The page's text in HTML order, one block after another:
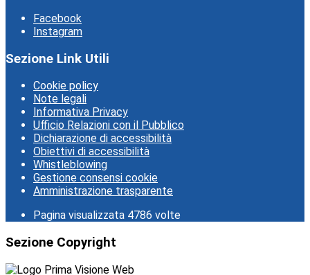
Facebook
Instagram
Sezione Link Utili
Cookie policy
Note legali
Informativa Privacy
Ufficio Relazioni con il Pubblico
Dichiarazione di accessibilità
Obiettivi di accessibilità
Whistleblowing
Gestione consensi cookie
Amministrazione trasparente
Pagina visualizzata 4786 volte
Sezione Copyright